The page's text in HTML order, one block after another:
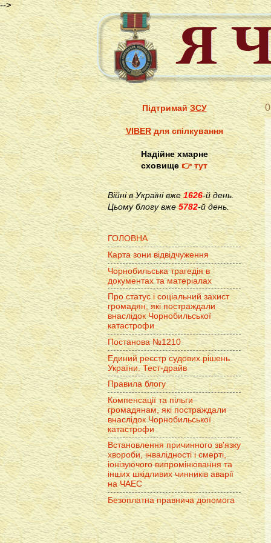
-->
ПідтримайЗСУ
VIBERдля спілкування
Надійне хмарне
сховище👉 тут
Війні в Україні вже1626-й день.
Цьому блогу вже 5782-й день.
ГОЛОВНА
Карта зони відвідчуження
Чорнобильська трагедія в
документах та матеріалах
Про статус і соціальний захист
громадян, які постраждали
внаслідок Чорнобильської
катастрофи
Постанова №1210
Единий реєстр судових рішень
України. Тест-драйв
Правила блогу
Компенсації та пільги
громадянам, які постраждали
внаслідок Чорнобильської
катастрофи
Встановлення причинного зв'язку
хвороби, інвалідності і смерті,
іонізуючого випромінювання та
інших шкідливих чинників аварії
на ЧАЕС
Безоплатна правнича допомога